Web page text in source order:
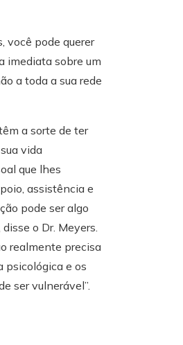
você pode querer
imediata sobre um
a toda a sua rede
a sorte de ter
vida
que lhes
assistência e
pode ser algo
o Dr. Meyers.
realmente precisa
psicológica e os
ser vulnerável”.